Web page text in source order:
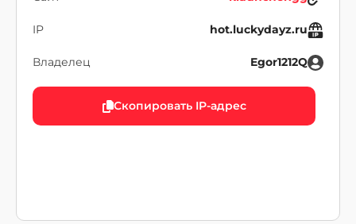
IP hot.luckydayz.ru
Владелец Egor1212Q
Скопировать IP-адрес